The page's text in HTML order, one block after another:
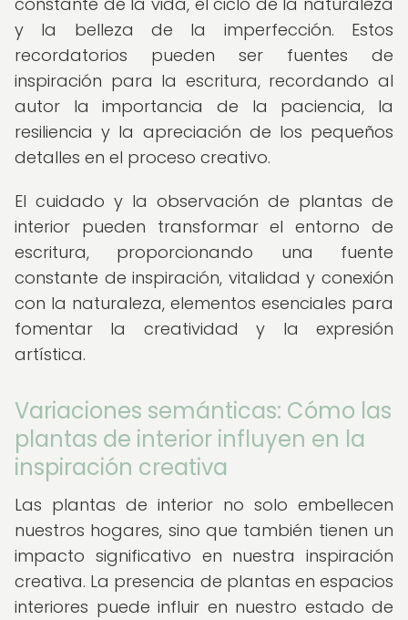
y la belleza de la imperfección. Estos
recordatorios pueden ser fuentes de
inspiración para la escritura, recordando al
autor la importancia de la paciencia, la
resiliencia y la apreciación de los pequeños
detalles en el proceso creativo.
El cuidado y la observación de plantas de
interior pueden transformar el entorno de
escritura, proporcionando una fuente
constante de inspiración, vitalidad y conexión
con la naturaleza, elementos esenciales para
fomentar la creatividad y la expresión
artística.
Variaciones semánticas: Cómo las
plantas de interior influyen en la
inspiración creativa
Las plantas de interior no solo embellecen
nuestros hogares, sino que también tienen un
impacto significativo en nuestra inspiración
creativa. La presencia de plantas en espacios
interiores puede influir en nuestro estado de